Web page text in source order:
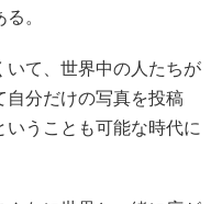
。
いて、世界中の人たちが
自分だけの写真を投稿
いうことも可能な時代に